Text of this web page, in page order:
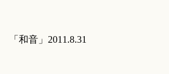
「和音」2011.8.31